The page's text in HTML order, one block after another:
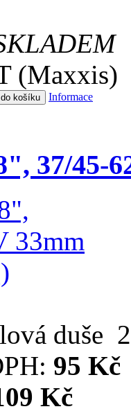
(Maxxis)
Informace
37/45-
duše
95 Kč
Kč